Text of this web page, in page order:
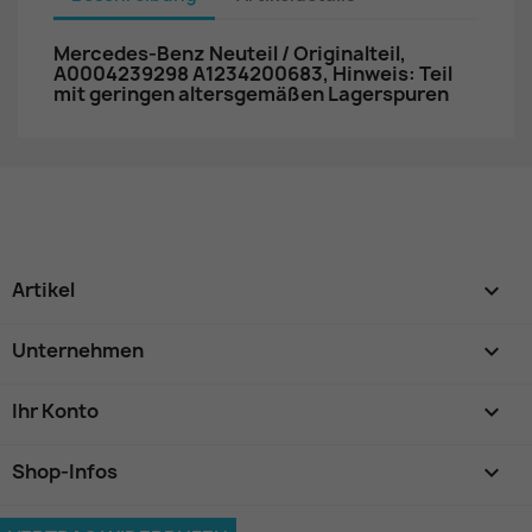
Mercedes-Benz Neuteil / Originalteil,
A0004239298 A1234200683, Hinweis: Teil
mit geringen altersgemäßen Lagerspuren
Artikel 
Unternehmen 
Ihr Konto 
Shop-Infos keyboard_arrow_down